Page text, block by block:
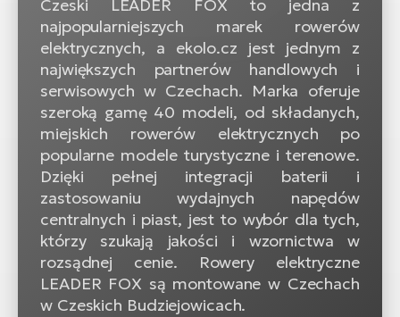
Czeski LEADER FOX to jedna z
najpopularniejszych marek rowerów
elektrycznych, a ekolo.cz jest jednym z
największych partnerów handlowych i
serwisowych w Czechach. Marka oferuje
szeroką gamę 40 modeli, od składanych,
miejskich rowerów elektrycznych po
popularne modele turystyczne i terenowe.
Dzięki pełnej integracji baterii i
zastosowaniu wydajnych napędów
centralnych i piast, jest to wybór dla tych,
którzy szukają jakości i wzornictwa w
rozsądnej cenie. Rowery elektryczne
LEADER FOX są montowane w Czechach
w Czeskich Budziejowicach.